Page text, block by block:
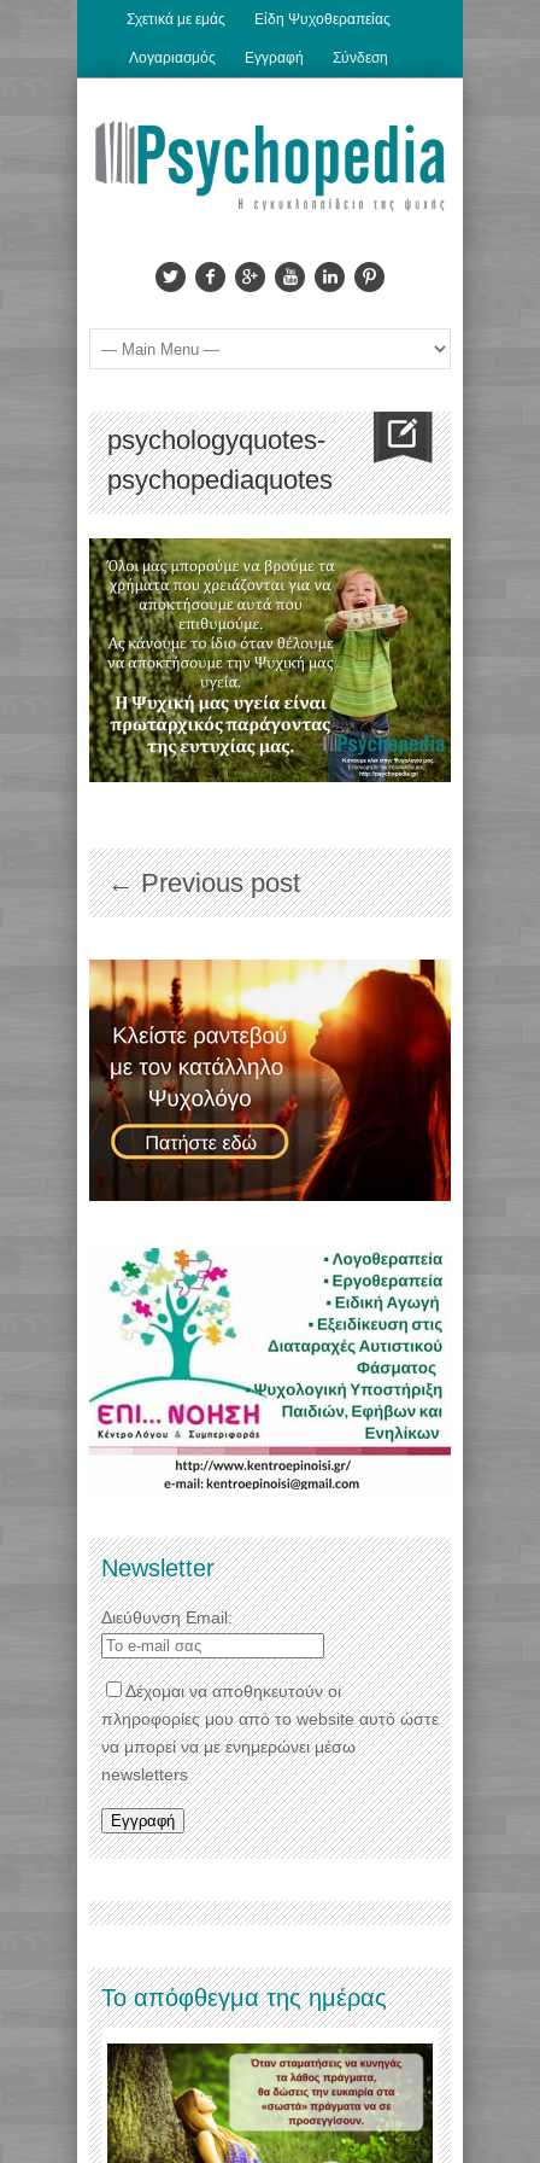
Σχετικά με εμάς Είδη Ψυχοθεραπείας
Λογαριασμός Εγγραφή Σύνδεση
psychologyquotes-
psychopediaquotes
← Previous post
Newsletter
Διεύθυνση Email:
Δέχομαι να αποθηκευτούν οι
πληροφορίες μου από το website αυτό ώστε
να μπορεί να με ενημερώνει μέσω
newsletters
Το απόφθεγμα της ημέρας